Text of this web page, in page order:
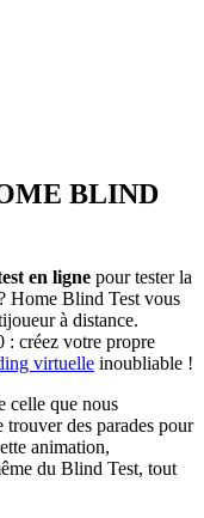
BLIND
en ligne pour tester la
Home Blind Test vous
à distance.
: créez votre propre
virtuelle inoubliable !
celle que nous
des parades pour
animation,
du Blind Test, tout